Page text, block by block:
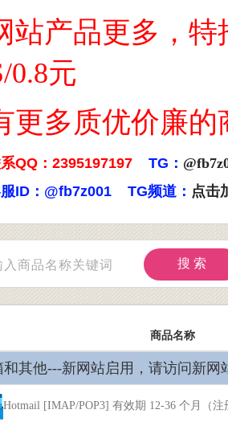
站产品更多，
0.8元
更多质优价廉
QQ：2395197197 TG：
ID：@fb7z001 TG频道： 点击
搜 索
商品名称
其他---新网站启用，请访问新网
Hotmail [IMAP/POP3] 有效期 12-36 个月（